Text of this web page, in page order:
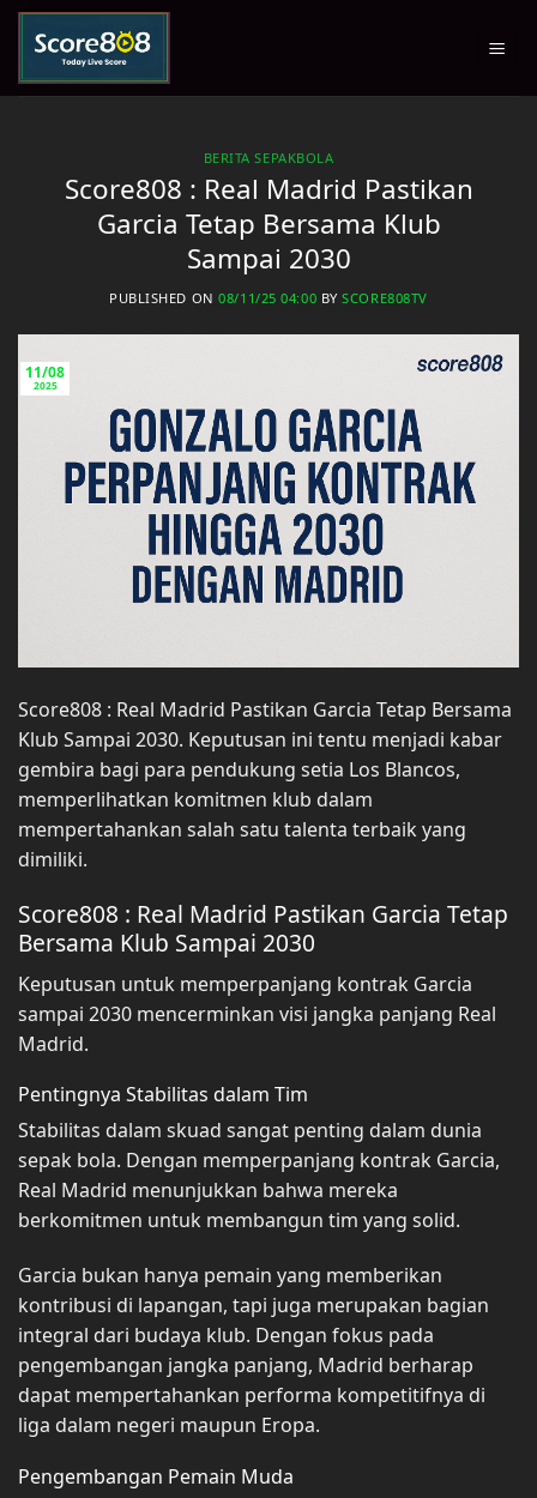
Skip
content
BERITA SEPAKBOLA
Score808 : Real Madrid Pastikan
Garcia Tetap Bersama Klub
Sampai 2030
PUBLISHED ON08/11/25 04:00 BYSCORE808TV
11/08
2025
Score808 : Real Madrid Pastikan Garcia Tetap Bersama
Klub Sampai 2030. Keputusan ini tentu menjadi kabar
gembira bagi para pendukung setia Los Blancos,
memperlihatkan komitmen klub dalam
mempertahankan salah satu talenta terbaik yang
dimiliki.
Score808 : Real Madrid Pastikan Garcia Tetap
Bersama Klub Sampai 2030
Keputusan untuk memperpanjang kontrak Garcia
sampai 2030 mencerminkan visi jangka panjang Real
Madrid.
Pentingnya Stabilitas dalam Tim
Stabilitas dalam skuad sangat penting dalam dunia
sepak bola. Dengan memperpanjang kontrak Garcia,
Real Madrid menunjukkan bahwa mereka
berkomitmen untuk membangun tim yang solid.
Garcia bukan hanya pemain yang memberikan
kontribusi di lapangan, tapi juga merupakan bagian
integral dari budaya klub. Dengan fokus pada
pengembangan jangka panjang, Madrid berharap
dapat mempertahankan performa kompetitifnya di
liga dalam negeri maupun Eropa.
Pengembangan Pemain Muda